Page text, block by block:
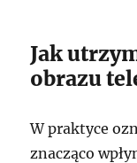
Jak
obrazu
W praktyce
znacząco